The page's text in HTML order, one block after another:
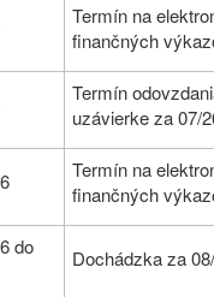
Termín na
finančných
Termín
uzávierke za 07/
Termín na
finančných
do
Dochádzka za